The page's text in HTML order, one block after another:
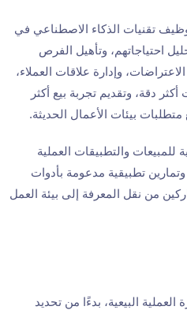
تقنيات الذكاء الاصطناعي في
احتياجاتهم، وتأهيل الفرص
وإدارة علاقات العملاء،
دقة، وتقديم تجربة بيع أكثر
متطلبات بيئات الأعمال الحديثة.
للمبيعات والتطبيقات العملية
تطبيقية مدعومة بأدوات
من نقل المعرفة إلى بيئة العمل
العملية البيعية، بدءًا من تحديد